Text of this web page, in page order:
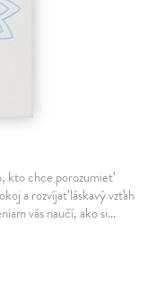
kto chce porozumieť
a rozvíjať láskavý vzťah
vás naučí, ako si…